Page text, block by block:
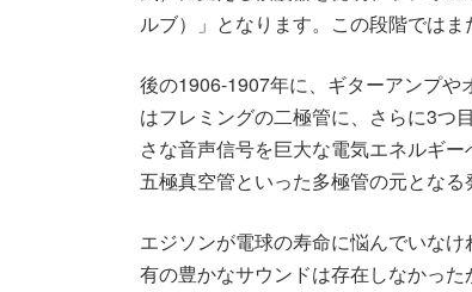
ルブ）」となります。この段階ではま
後の1906-1907年に、ギターアンプ
はフレミングの二極管に、さらに3つ
さな音声信号を巨大な電気エネルギ
五極真空管といった多極管の元となる
エジソンが電球の寿命に悩んでいな
有の豊かなサウンドは存在しなかった